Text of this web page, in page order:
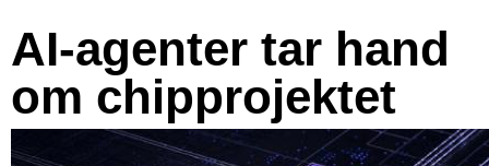
AI-agenter tar hand
om chipprojektet